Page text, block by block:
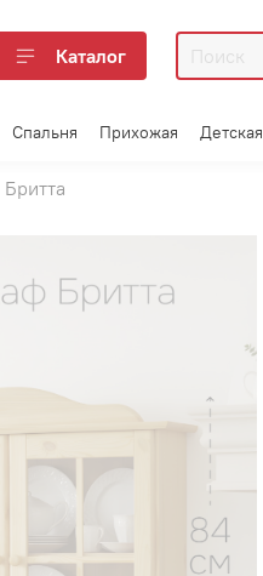
Каталог
Спальня Прихожая Детская
Бритта